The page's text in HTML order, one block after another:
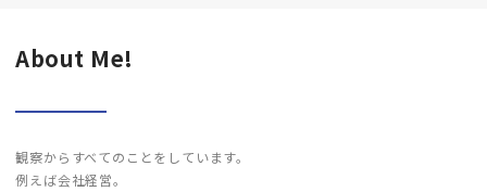
About Me!
観察からすべてのことをしています。
例えば会社経営。